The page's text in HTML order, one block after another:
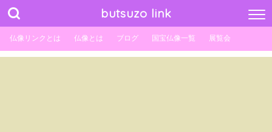
butsuzo link
仏像リンクとは 仏像とは ブログ 国宝仏像一覧 展覧会